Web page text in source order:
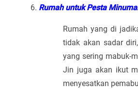
Rumah untuk Pesta
Rumah yang di
tidak akan sadar
yang sering mabuk-
Jin juga akan ikut
menyesatkan